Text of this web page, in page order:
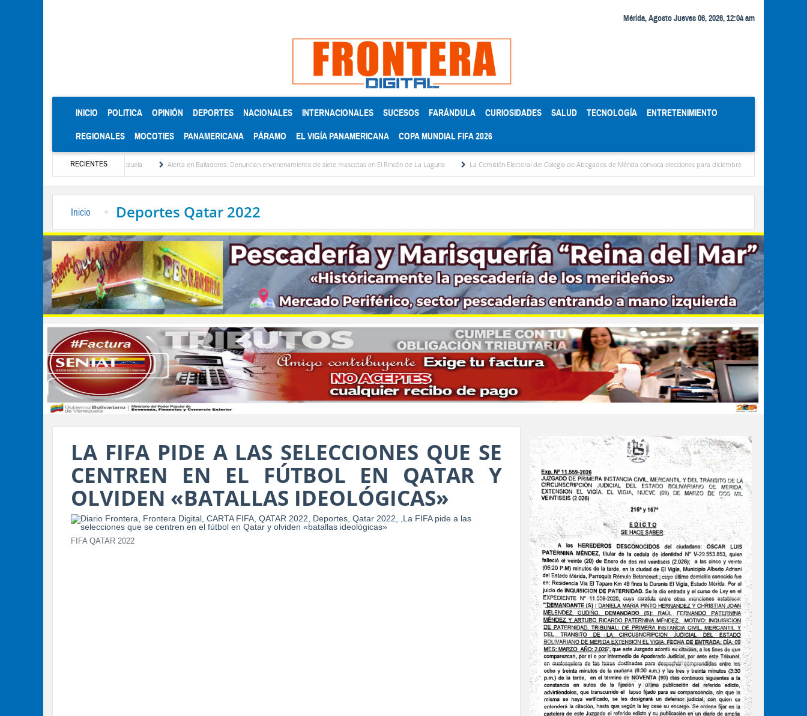
Mérida, Agosto Jueves 06, 2026, 12:04 am
INICIO (CURRENT)
POLITICA OPINIÓN DEPORTES NACIONALES INTERNACIONALES SUCESOS FARÁNDULA CURIOSIDADES SALUD TECNOLOGÍA ENTRETENIMIENTO
REGIONALES MOCOTIES PANAMERICANA PÁRAMO EL VIGÍA PANAMERICANA COPA MUNDIAL FIFA 2026
RECIENTES
de Venezuela Alerta en Bailadores: Denuncian envenenamiento de siete mascotas en El Rincón de La Laguna La Comisión Electoral del Colegio de Abogados de Mérida convoca elecciones para diciembre Miranda concentra casi el 77 %
Inicio Deportes Qatar 2022
LA FIFA PIDE A LAS SELECCIONES QUE SE
CENTREN EN EL FÚTBOL EN QATAR Y
OLVIDEN «BATALLAS IDEOLÓGICAS»
FIFA QATAR 2022